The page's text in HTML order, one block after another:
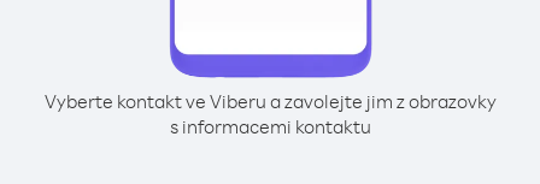
Vyberte kontakt ve Viberu a zavolejte jim z obrazovky
s informacemi kontaktu